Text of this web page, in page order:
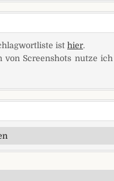
ist hier.
von Screenshots nutze